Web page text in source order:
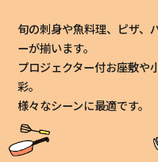
旬の刺身や魚料理、ピザ、
ーが揃います。
プロジェクター付お座敷や
彩。
様々なシーンに最適です。